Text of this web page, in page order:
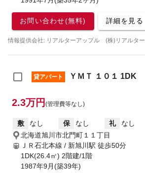
お問い合わせ(無料) 詳細を見る
情報提供会社: リアルターアップル (株)リアルター
貸アパート ＹＭＴ １０１ 1DK
2.3万円 (管理費等なし)
敷 なし 保 なし 礼
なし
北海道旭川市北門町１１丁目
ＪＲ石北本線 / 新旭川駅 徒歩50分
1DK(26.4㎡) 2階建/1階
1987年9月(築39年)